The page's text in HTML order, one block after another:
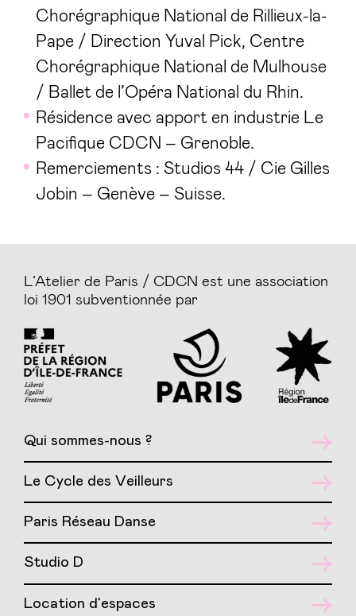
Chorégraphique National de Rillieux-la-
Pape / Direction Yuval Pick, Centre
Chorégraphique National de Mulhouse
/ Ballet de l’Opéra National du Rhin.
Résidence avec apport en industrie Le
Pacifique CDCN – Grenoble.
Remerciements : Studios 44 / Cie Gilles
Jobin – Genève – Suisse.
L’Atelier de Paris / CDCN est une association
loi 1901 subventionnée par
Qui sommes-nous ?
Le Cycle des Veilleurs
Paris Réseau Danse
Studio D
Location d’espaces